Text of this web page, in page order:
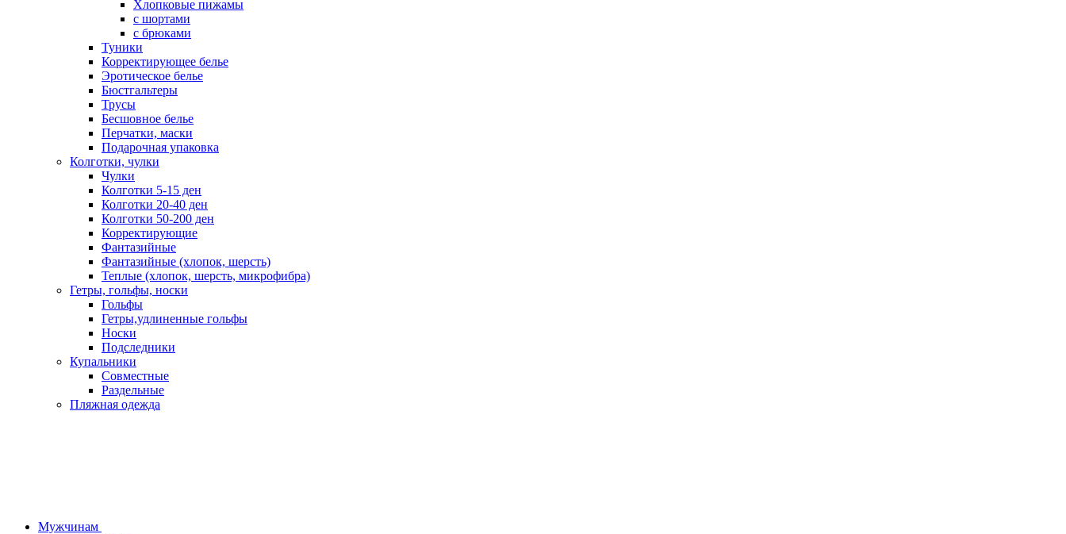
Хлопковые пижамы
с шортами
с брюками
Туники
Корректирующее белье
Эротическое белье
Бюстгальтеры
Трусы
Бесшовное белье
Перчатки, маски
Подарочная упаковка
Колготки, чулки
Чулки
Колготки 5-15 ден
Колготки 20-40 ден
Колготки 50-200 ден
Корректирующие
Фантазийные
Фантазийные (хлопок, шерсть)
Теплые (хлопок, шерсть, микрофибра)
Гетры, гольфы, носки
Гольфы
Гетры,удлиненные гольфы
Носки
Подследники
Купальники
Совместные
Раздельные
Пляжная одежда
Мужчинам